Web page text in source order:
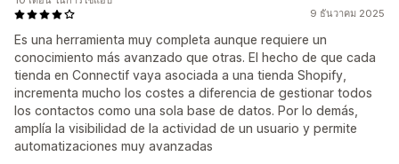
9 ธันวาคม 2025
Es una herramienta muy completa aunque requiere un
conocimiento más avanzado que otras. El hecho de que cada
tienda en Connectif vaya asociada a una tienda Shopify,
incrementa mucho los costes a diferencia de gestionar todos
los contactos como una sola base de datos. Por lo demás,
amplía la visibilidad de la actividad de un usuario y permite
automatizaciones muy avanzadas